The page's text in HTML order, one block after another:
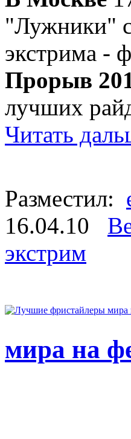
"Лужники"
экстрима -
Прорыв
лучших
Читать
Разместил:
16.04.10
экстрим
мира на